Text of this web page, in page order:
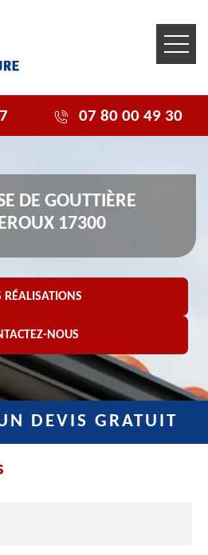
07 80 00 49 30
DE GOUTTIÈRE
17300
RÉALISATIONS
NOUS
DEVIS GRATUIT